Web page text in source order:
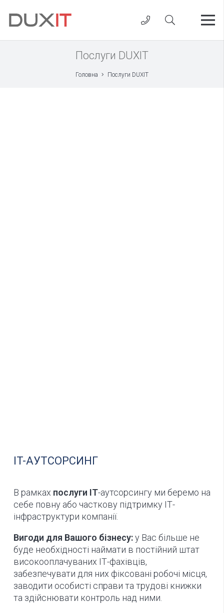
Послуги DUXIT
Головна Послуги DUXIT
IT-АУТСОРСИНГ
В рамках послуги ІТ-аутсорсингу ми беремо на
себе повну або часткову підтримку ІТ-
інфраструктури компанії.
Вигоди для Вашого бізнесу:у Вас більше не
буде необхідності наймати в постійний штат
високооплачуваних ІТ-фахівців,
забезпечувати для них фіксовані робочі місця,
заводити особисті справи та трудові книжки
та здійснювати контроль над ними.